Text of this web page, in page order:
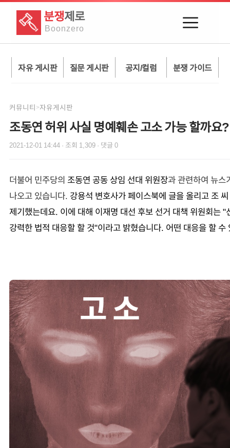
분쟁제로
Boonzero
자유 게시판 질문 게시판 공지/컬럼 분쟁 가이드
커뮤니티>자유게시판
조동연 허위 사실 명예훼손 고소 가능 할까요?
2021-12-01 14:44 · 조회 1,309 · 댓글 0
더불어 민주당의 조동연 공동 상임 선대 위원장과 관련하여 뉴스
나오고 있습니다. 강용석 변호사가 페이스북에 글을 올리고 조
제기했는데요. 이에 대해 이재명 대선 후보 선거 대책 위원회는 "
강력한 법적 대응할 할 것"이라고 밝혔습니다. 어떤 대응을 할 수